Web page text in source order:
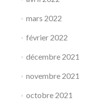
mars 2022
février 2022
décembre 2021
novembre 2021
octobre 2021